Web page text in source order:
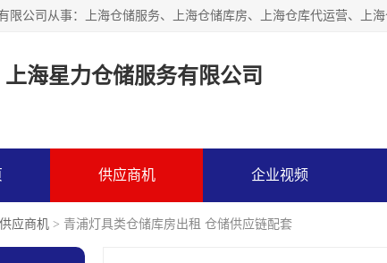
上海星力仓储服务有限公司
供应商机 企业视频
供应商机 > 青浦灯具类仓储库房出租 仓储供应链配套